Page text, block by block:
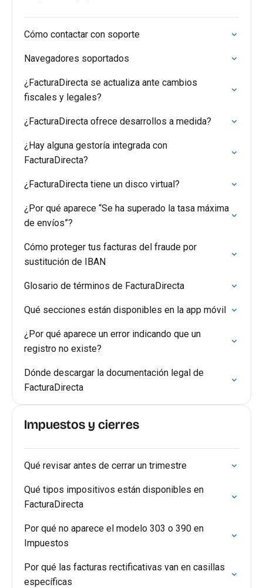
Cómo contactar con soporte
Navegadores soportados
¿FacturaDirecta se actualiza ante cambios
fiscales y legales?
¿FacturaDirecta ofrece desarrollos a medida?
¿Hay alguna gestoría integrada con
FacturaDirecta?
¿FacturaDirecta tiene un disco virtual?
¿Por qué aparece “Se ha superado la tasa máxima
de envíos”?
Cómo proteger tus facturas del fraude por
sustitución de IBAN
Glosario de términos de FacturaDirecta
Qué secciones están disponibles en la app móvil
¿Por qué aparece un error indicando que un
registro no existe?
Dónde descargar la documentación legal de
FacturaDirecta
Impuestos y cierres
Qué revisar antes de cerrar un trimestre
Qué tipos impositivos están disponibles en
FacturaDirecta
Por qué no aparece el modelo 303 o 390 en
Impuestos
Por qué las facturas rectificativas van en casillas
específicas